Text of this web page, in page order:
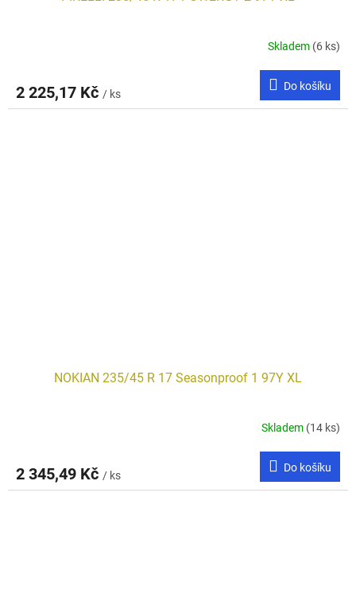
Skladem (6 ks)
2 225,17 Kč / ks
Do košíku
NOKIAN 235/45 R 17 Seasonproof 1 97Y XL
Skladem (14 ks)
2 345,49 Kč / ks
Do košíku